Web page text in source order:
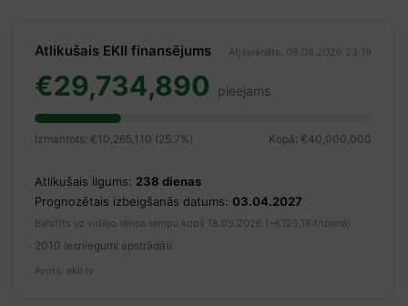
Atlikušais EKII finansējums Atjaunināts: 08.08.2026 23:19
€29,734,890 pieejams
Izmantots: €10,265,110 (25.7%) Kopā: €40,000,000
Atlikušais ilgums: 238 dienas
Prognozētais izbeigšanās datums: 03.04.2027
Balstīts uz vidējo tēriņa tempu kopš 18.05.2026 (~€125,184/dienā)
2010 iesniegumi apstrādāti
Avots: ekii.lv